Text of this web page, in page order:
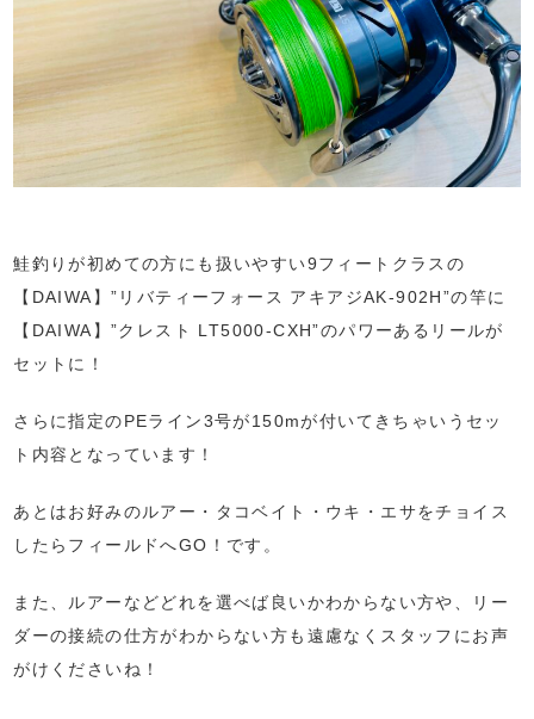
鮭釣りが初めての方にも扱いやすい9フィートクラスの
【DAIWA】”リバティーフォース アキアジAK-902H”の竿に
【DAIWA】”クレスト LT5000-CXH”のパワーあるリールが
セットに！
さらに指定のPEライン3号が150mが付いてきちゃいうセッ
ト内容となっています！
あとはお好みのルアー・タコベイト・ウキ・エサをチョイス
したらフィールドへGO！です。
また、ルアーなどどれを選べば良いかわからない方や、リー
ダーの接続の仕方がわからない方も遠慮なくスタッフにお声
がけくださいね！